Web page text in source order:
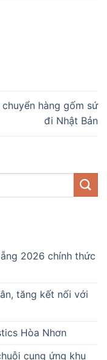
chuyển hàng gốm sứ
đi Nhật Bản
2026 chính thức
tăng kết nối với
Hòa Nhơn
cung ứng khu